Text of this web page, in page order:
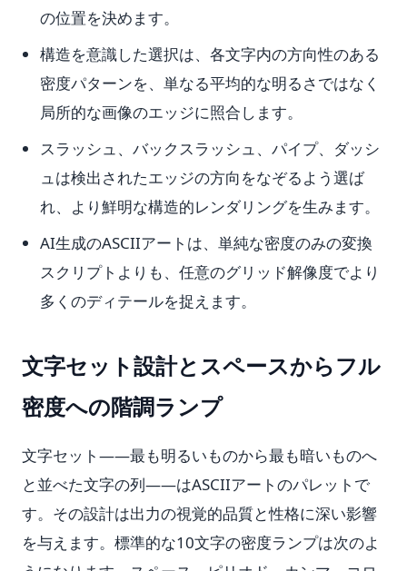
の位置を決めます。
構造を意識した選択は、各文字内の方向性のある
密度パターンを、単なる平均的な明るさではなく
局所的な画像のエッジに照合します。
スラッシュ、バックスラッシュ、パイプ、ダッシ
ュは検出されたエッジの方向をなぞるよう選ば
れ、より鮮明な構造的レンダリングを生みます。
AI生成のASCIIアートは、単純な密度のみの変換
スクリプトよりも、任意のグリッド解像度でより
多くのディテールを捉えます。
文字セット設計とスペースからフル
密度への階調ランプ
文字セット——最も明るいものから最も暗いものへ
と並べた文字の列——はASCIIアートのパレットで
す。その設計は出力の視覚的品質と性格に深い影響
を与えます。標準的な10文字の密度ランプは次のよ